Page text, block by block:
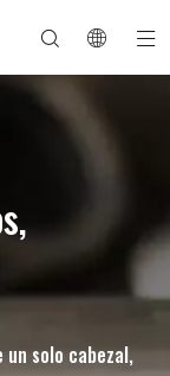
un solo cabezal,